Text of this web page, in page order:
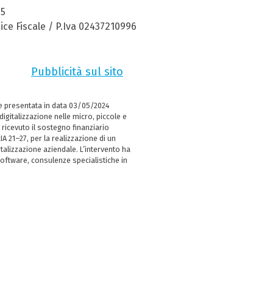
Fiscale / P.Iva 02437210996
Pubblicità sul sito
presentata in data 03/05/2024
nelle micro, piccole e
ricevuto il sostegno finanziario
21–27, per la realizzazione di un
aziendale. L’intervento ha
consulenze specialistiche in